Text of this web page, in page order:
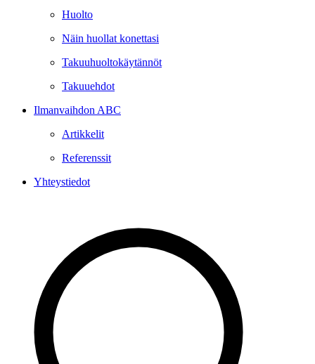
Huolto
Näin huollat konettasi
Takuuhuoltokäytännöt
Takuuehdot
Ilmanvaihdon ABC
Artikkelit
Referenssit
Yhteystiedot